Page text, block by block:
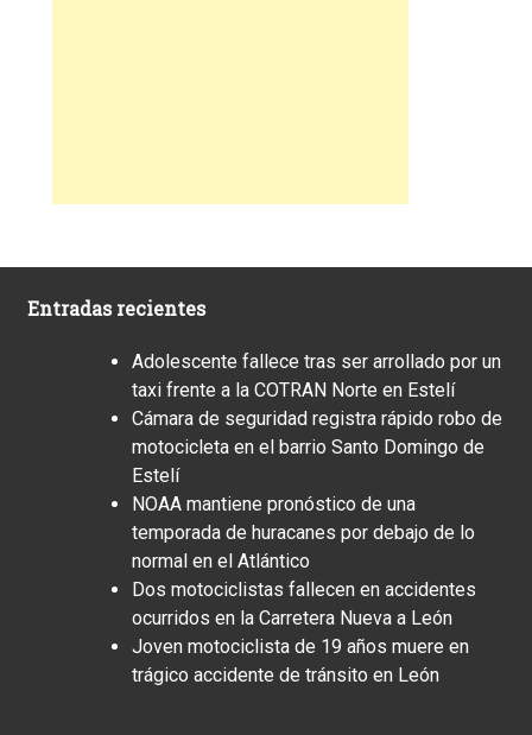
Entradas recientes
Adolescente fallece tras ser arrollado por un
taxi frente a la COTRAN Norte en Estelí
Cámara de seguridad registra rápido robo de
motocicleta en el barrio Santo Domingo de
Estelí
NOAA mantiene pronóstico de una
temporada de huracanes por debajo de lo
normal en el Atlántico
Dos motociclistas fallecen en accidentes
ocurridos en la Carretera Nueva a León
Joven motociclista de 19 años muere en
trágico accidente de tránsito en León